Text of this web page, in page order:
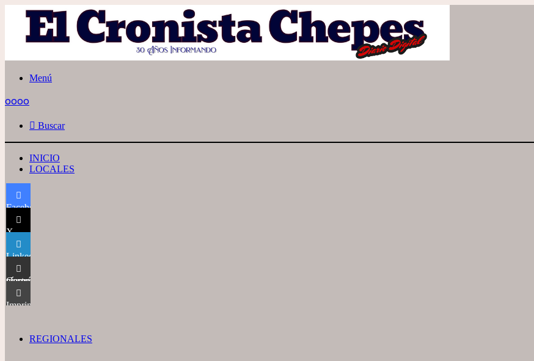
Menú
oooo
Buscar
INICIO
LOCALES
REGIONALES
Facebook
X
LinkedIn
Compartir vía correo electrónico
Imprimir